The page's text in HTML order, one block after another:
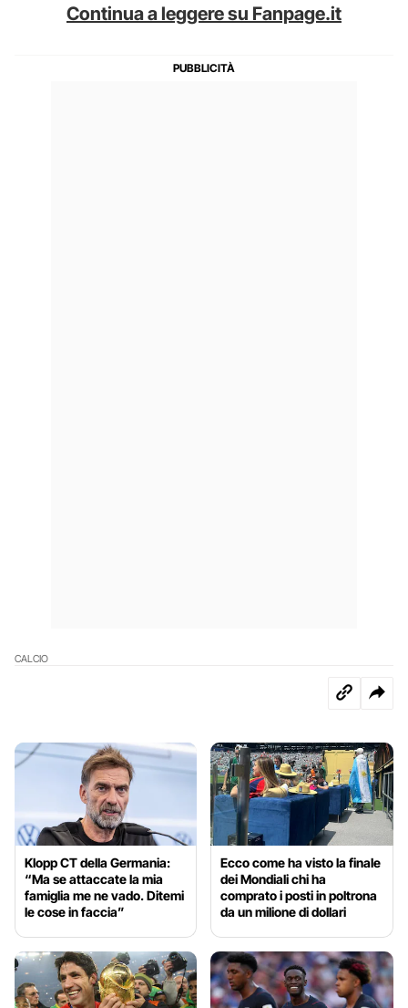
Continua a leggere su Fanpage.it
CALCIO
Klopp CT della Germania:
“Ma se attaccate la mia
famiglia me ne vado. Ditemi
le cose in faccia”
Ecco come ha visto la finale
dei Mondiali chi ha
comprato i posti in poltrona
da un milione di dollari